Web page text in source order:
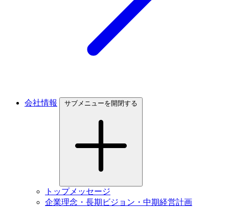
会社情報 サブメニューを開閉する
トップメッセージ
企業理念・長期ビジョン・中期経営計画